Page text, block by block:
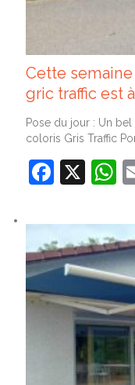
Cette
gric traffic est
Pose du jour : Un bel
coloris Gris Traffic
X